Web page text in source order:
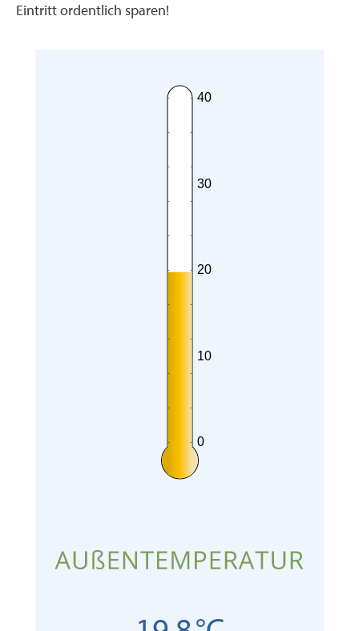
Eintritt ordentlich sparen!
10
20
30
40
0